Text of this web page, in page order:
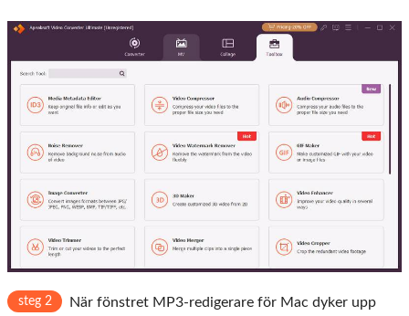
steg 2
När fönstret MP3-redigerare för Mac dyker upp